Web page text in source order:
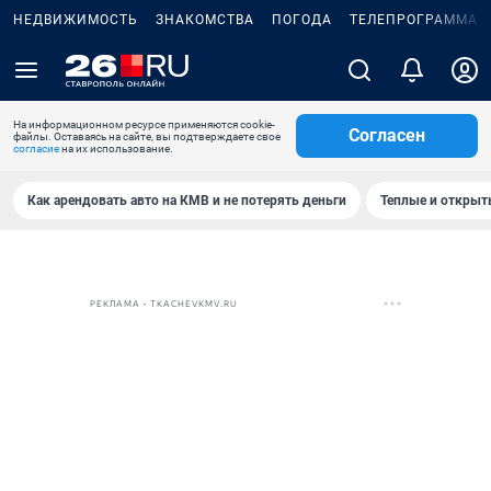
НЕДВИЖИМОСТЬ ЗНАКОМСТВА ПОГОДА ТЕЛЕПРОГРАММА
На информационном ресурсе применяются cookie-
файлы. Оставаясь на сайте, вы подтверждаете свое
согласиена их использование.
Согласен
Как арендовать авто на КМВ и не потерять деньги Теплые и
РЕКЛАМА • TKACHEVKMV.RU